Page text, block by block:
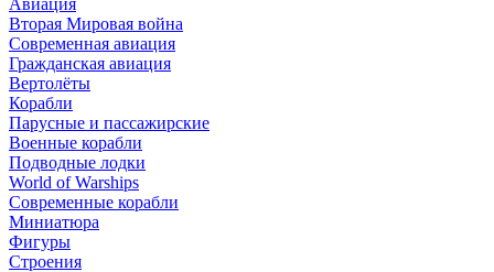
Авиация
Вторая Мировая война
Современная авиация
Гражданская авиация
Вертолёты
Корабли
Парусные и пассажирские
Военные корабли
Подводные лодки
World of Warships
Современные корабли
Миниатюра
Фигуры
Строения